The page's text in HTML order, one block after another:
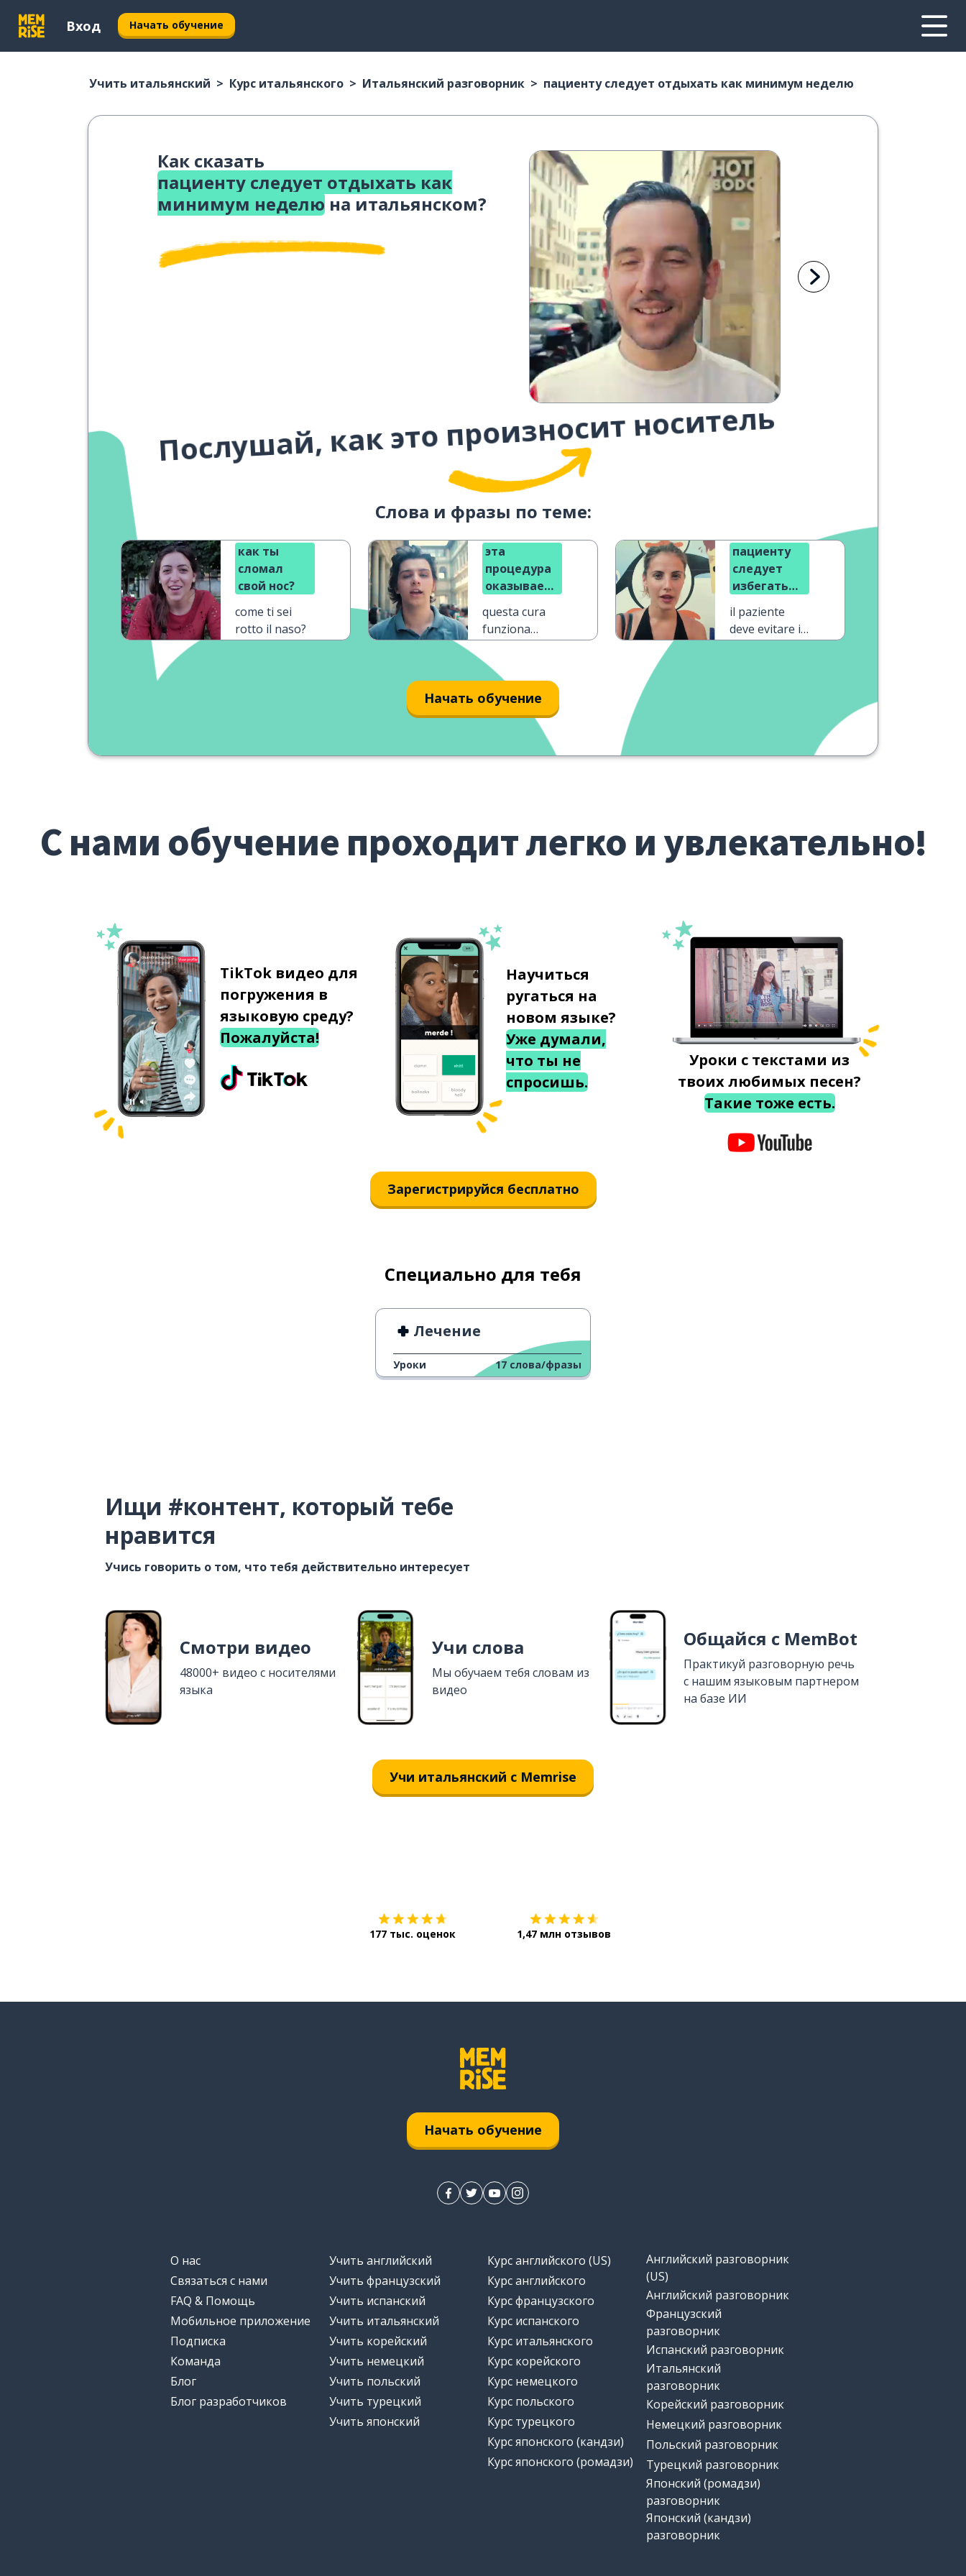
Вход Начать обучение
Учить итальянский Курс итальянского Итальянский разговорник пациенту следует отдыхать как минимум неделю
Как сказать
пациенту следует отдыхать как
минимум неделю на итальянском?
Послушай, как это произносит носитель
Слова и фразы по теме:
как ты
сломал
свой нос?
come ti sei
rotto il naso?
эта
процедура
оказывает
действие
questa cura
funziona
пациенту
следует
избегать
пищи
il paziente
deve evitare il
Начать обучение
С нами обучение проходит легко и увлекательно!
TikTok видео для
погружения в
языковую среду?
Пожалуйста!
Научиться
ругаться на
новом языке?
Уже думали,
что ты не
спросишь.
Уроки с текстами из
твоих любимых песен?
Такие тоже есть.
Зарегистрируйся бесплатно
Специально для тебя
Лечение
Уроки 17 слова/фразы
Ищи #контент, который тебе
нравится
Учись говорить о том, что тебя действительно интересует
Смотри видео
48000+ видео с носителями
языка
Учи слова
Мы обучаем тебя словам из
видео
Общайся с MemBot
Практикуй разговорную речь
с нашим языковым партнером
на базе ИИ
Учи итальянский с Memrise
177 тыс. оценок 1,47 млн отзывов
Начать обучение
О нас
Связаться с нами
FAQ & Помощь
Мобильное приложение
Подписка
Команда
Блог
Блог разработчиков
Учить английский
Учить французский
Учить испанский
Учить итальянский
Учить корейский
Учить немецкий
Учить польский
Учить турецкий
Учить японский
Курс английского (US)
Курс английского
Курс французского
Курс испанского
Курс итальянского
Курс корейского
Курс немецкого
Курс польского
Курс турецкого
Курс японского (кандзи)
Курс японского (ромадзи)
Английский разговорник
(US)
Английский разговорник
Французский
разговорник
Испанский разговорник
Итальянский
разговорник
Корейский разговорник
Немецкий разговорник
Польский разговорник
Турецкий разговорник
Японский (ромадзи)
разговорник
Японский (кандзи)
разговорник